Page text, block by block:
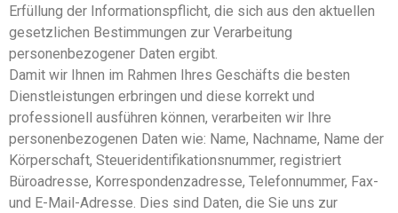
Erfüllung der Informationspflicht, die sich aus den aktuellen
gesetzlichen Bestimmungen zur Verarbeitung
personenbezogener Daten ergibt.
Damit wir Ihnen im Rahmen Ihres Geschäfts die besten
Dienstleistungen erbringen und diese korrekt und
professionell ausführen können, verarbeiten wir Ihre
personenbezogenen Daten wie: Name, Nachname, Name der
Körperschaft, Steueridentifikationsnummer, registriert
Büroadresse, Korrespondenzadresse, Telefonnummer, Fax-
und E-Mail-Adresse. Dies sind Daten, die Sie uns zur